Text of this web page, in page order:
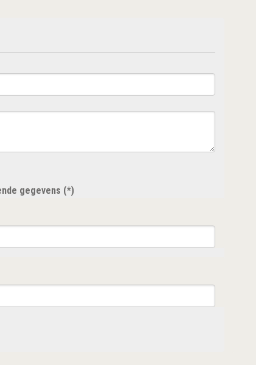
gegevens (*)